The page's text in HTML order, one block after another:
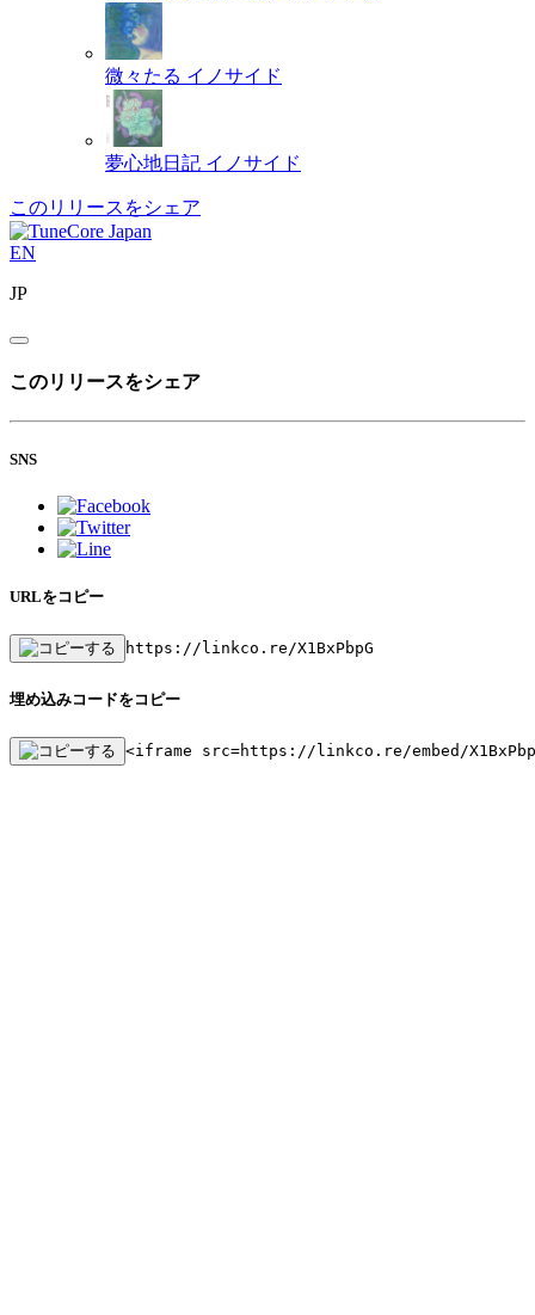
微々たる イノサイド
夢心地日記 イノサイド
このリリースをシェア
EN
JP
このリリースをシェア
SNS
URLをコピー
https://linkco.re/X1BxPbpG
埋め込みコードをコピー
<iframe src=https://linkco.re/embed/